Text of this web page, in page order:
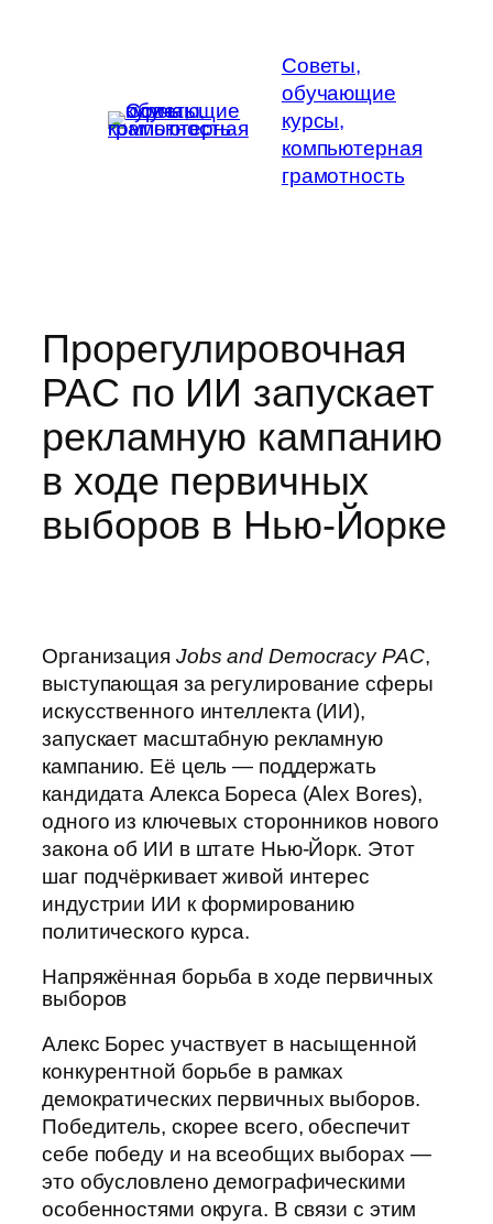
Советы,
обучающие
курсы,
компьютерная
грамотность
Прорегулировочная
PAC по ИИ запускает
рекламную кампанию
в ходе первичных
выборов в Нью‑Йорке
Организация Jobs and Democracy PAC,
выступающая за регулирование сферы
искусственного интеллекта (ИИ),
запускает масштабную рекламную
кампанию. Её цель — поддержать
кандидата Алекса Бореса (Alex Bores),
одного из ключевых сторонников нового
закона об ИИ в штате Нью‑Йорк. Этот
шаг подчёркивает живой интерес
индустрии ИИ к формированию
политического курса.
Напряжённая борьба в ходе первичных
выборов
Алекс Борес участвует в насыщенной
конкурентной борьбе в рамках
демократических первичных выборов.
Победитель, скорее всего, обеспечит
себе победу и на всеобщих выборах —
это обусловлено демографическими
особенностями округа. В связи с этим